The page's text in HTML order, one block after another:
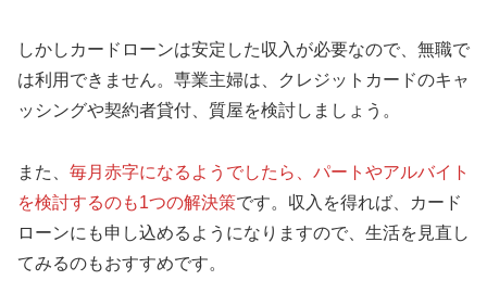
しかしカードローンは安定した収入が必要なので、無職で
は利用できません。専業主婦は、クレジットカードのキャ
ッシングや契約者貸付、質屋を検討しましょう。
また、 毎月赤字になるようでしたら、パートやアルバイト
を検討するのも1つの解決策です。収入を得れば、カード
ローンにも申し込めるようになりますので、生活を見直し
てみるのもおすすめです。